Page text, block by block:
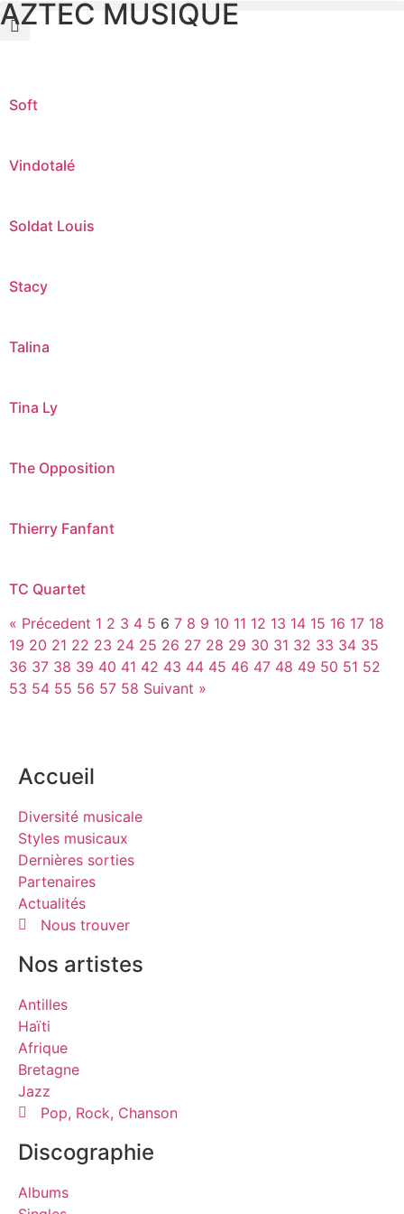
AZTEC MUSIQUE
Soft
Vindotalé
Soldat Louis
Stacy
Talina
Tina Ly
The Opposition
Thierry Fanfant
TC Quartet
« Précedent 1 2 3 4 5 6 7 8 9 10 11 12 13 14 15 16 17 18
19 20 21 22 23 24 25 26 27 28 29 30 31 32 33 34 35
36 37 38 39 40 41 42 43 44 45 46 47 48 49 50 51 52
53 54 55 56 57 58 Suivant »
Accueil
Diversité musicale
Styles musicaux
Dernières sorties
Partenaires
Actualités
Nous trouver
Nos artistes
Antilles
Haïti
Afrique
Bretagne
Jazz
Pop, Rock, Chanson
Discographie
Albums